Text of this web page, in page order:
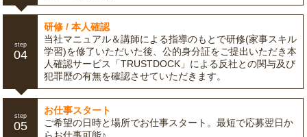
step
04
研修 / 本人確認
当社マニュアル＆講師による指導のもとで研修(家事スキル
学習)を修了いただいた後、公的身分証をご提出いただき本
人確認サービス「TRUSTDOCK」による反社との関与及び
犯罪歴の有無を確認させていただきます。
step
05
お仕事スタート
ご希望の日時と場所でお仕事スタート。最短で応募翌日か